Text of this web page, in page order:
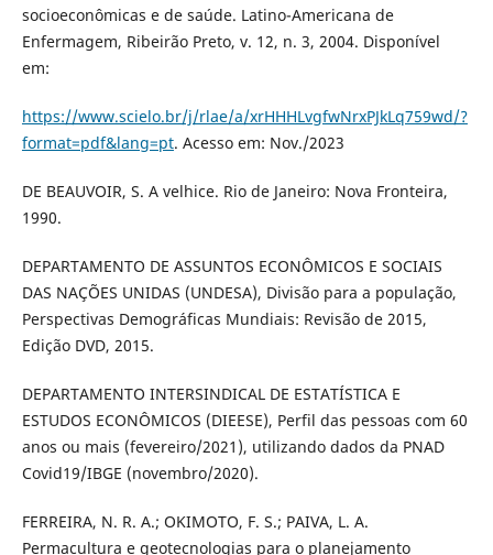
socioeconômicas e de saúde. Latino-Americana de
Enfermagem, Ribeirão Preto, v. 12, n. 3, 2004. Disponível
em:
https://www.scielo.br/j/rlae/a/xrHHHLvgfwNrxPJkLq759wd/?
format=pdf&lang=pt. Acesso em: Nov./2023
DE BEAUVOIR, S. A velhice. Rio de Janeiro: Nova Fronteira,
1990.
DEPARTAMENTO DE ASSUNTOS ECONÔMICOS E SOCIAIS
DAS NAÇÕES UNIDAS (UNDESA), Divisão para a população,
Perspectivas Demográficas Mundiais: Revisão de 2015,
Edição DVD, 2015.
DEPARTAMENTO INTERSINDICAL DE ESTATÍSTICA E
ESTUDOS ECONÔMICOS (DIEESE), Perfil das pessoas com 60
anos ou mais (fevereiro/2021), utilizando dados da PNAD
Covid19/IBGE (novembro/2020).
FERREIRA, N. R. A.; OKIMOTO, F. S.; PAIVA, L. A.
Permacultura e geotecnologias para o planejamento